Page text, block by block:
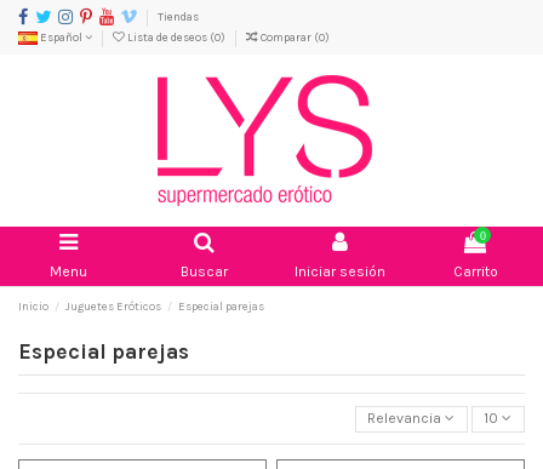
Tiendas
Español
Lista de deseos (0) Comparar (0)
Menu Buscar Iniciar sesión
0
Carrito
Inicio Juguetes Eróticos Especial parejas
Especial parejas
Relevancia 10